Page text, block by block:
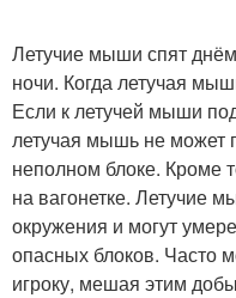
Летучие мыши спят
ночи. Когда летучая
Если к летучей мыши
летучая мышь не может
неполном блоке. Кроме
на вагонетке. Летучие
окружения и могут
опасных блоков. Часто
игроку, мешая этим